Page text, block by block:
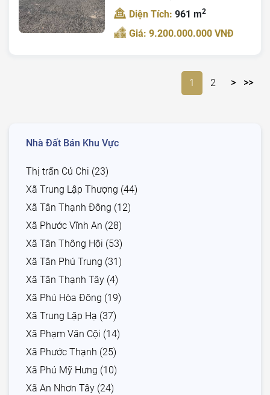
Diện Tích:961 m2
Giá: 9.200.000.000 VNĐ
1 2 > >>
Nhà Đất Bán Khu Vực
Thị trấn Củ Chi (23)
Xã Trung Lập Thượng (44)
Xã Tân Thạnh Đông (12)
Xã Phước Vĩnh An (28)
Xã Tân Thông Hội (53)
Xã Tân Phú Trung (31)
Xã Tân Thạnh Tây (4)
Xã Phú Hòa Đông (19)
Xã Trung Lập Hạ (37)
Xã Phạm Văn Cội (14)
Xã Phước Thạnh (25)
Xã Phú Mỹ Hưng (10)
Xã An Nhơn Tây (24)